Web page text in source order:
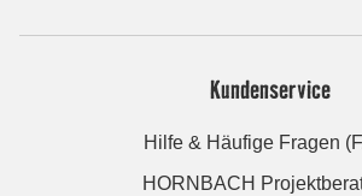
Kundenservice
Hilfe & Häufige Fragen
HORNBACH